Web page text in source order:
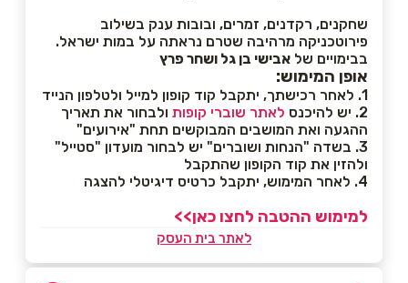
שחקנים, רקדנים, זמרים, ובובות ענק בשילוב
פירוטכניקה מרהיבה שטרם נראתה על במות ישראל.
בבימויים של אבישי בן גל ושחר פרץ
אופן המימוש:
1. לאחר רכישתך, יתקבל קוד קופון למייל ולטלפון הנייד
2. יש להיכנס
לאתר שוברי קופות ולבחור את תאריך
ההגעה ואת המושבים המבוקשים תחת "אירועים"
3. בשדה "הנחות ושוברים" יש לבחור מועדון "סטייל"
ולהזין את קוד הקופון שהתקבל
4. לאחר המימוש, יתקבל כרטיס דיגיטלי להצגה
למימוש ההטבה לחצו כאן>>
לאתר בית העסק